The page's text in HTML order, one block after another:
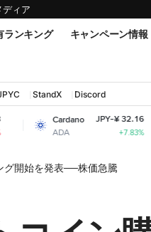
ィア
ランキング キャンペーン情報
StandX Discord
JPY-¥ 32.16
+7.83%
SHIB
グ開始を発表──株価急騰